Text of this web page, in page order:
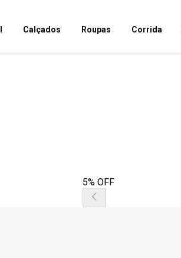
Calçados Roupas Corrida
5% OFF